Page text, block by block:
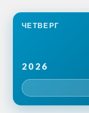
ЧЕТВЕРГ
2026